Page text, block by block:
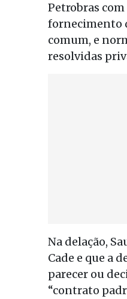
Petrobras
fornecimento
comum, e
resolvidas
Na delação,
Cade e que a
parecer ou
“contrato